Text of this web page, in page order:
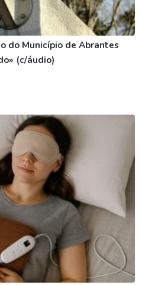
do Município de Abrantes
(c/áudio)